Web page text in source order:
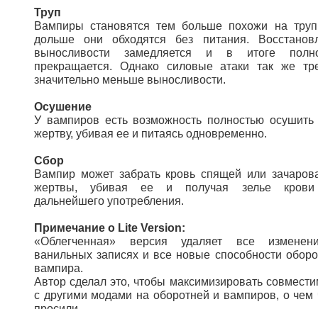
Труп
Вампиры становятся тем больше похожи на
дольше они обходятся без питания.
выносливости замедляется и в итоге
прекращается. Однако силовые атаки так же
значительно меньше выносливости.
Осушение
У вампиров есть возможность полностью
жертву, убивая ее и питаясь одновременно.
Сбор
Вампир может забрать кровь спящей или
жертвы, убивая ее и получая зелье
дальнейшего употребления.
Примечание о Lite Version:
«Облегченная» версия удаляет все
ванильных записях и все новые способности
вампира.
Автор сделал это, чтобы максимизировать
с другими модами на оборотней и вампиров, о чем